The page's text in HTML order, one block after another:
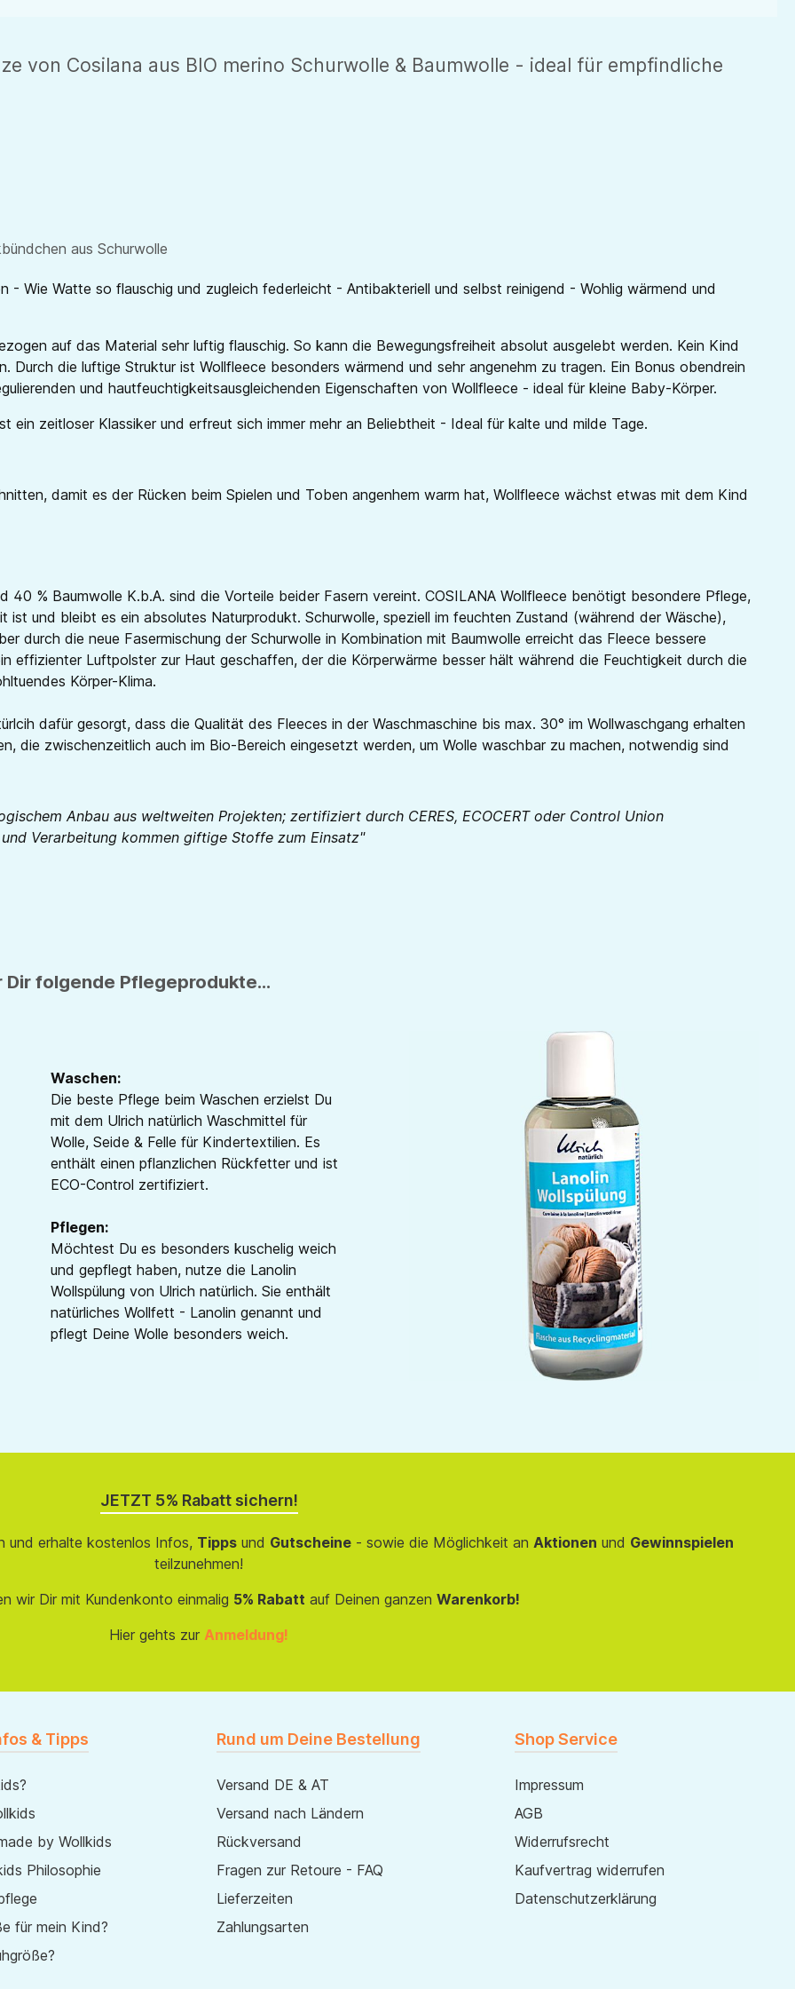
von Cosilana aus BIO merino Schurwolle & Baumwolle - ideal für empfindliche
aus Schurwolle
- Wie Watte so flauschig und zugleich federleicht - Antibakteriell und selbst reinigend - Wohlig wärmend und
auf das Material sehr luftig flauschig. So kann die Bewegungsfreiheit absolut ausgelebt werden. Kein Kind
Durch die luftige Struktur ist Wollfleece besonders wärmend und sehr angenehm zu tragen. Ein Bonus obendrein
und hautfeuchtigkeitsausgleichenden Eigenschaften von Wollfleece - ideal für kleine Baby-Körper.
zeitloser Klassiker und erfreut sich immer mehr an Beliebtheit - Ideal für kalte und milde Tage.
damit es der Rücken beim Spielen und Toben angenhem warm hat, Wollfleece wächst etwas mit dem Kind
40 % Baumwolle K.b.A. sind die Vorteile beider Fasern vereint. COSILANA Wollfleece benötigt besondere Pflege,
und bleibt es ein absolutes Naturprodukt. Schurwolle, speziell im feuchten Zustand (während der Wäsche),
durch die neue Fasermischung der Schurwolle in Kombination mit Baumwolle erreicht das Fleece bessere
effizienter Luftpolster zur Haut geschaffen, der die Körperwärme besser hält während die Feuchtigkeit durch die
Körper-Klima.
dafür gesorgt, dass die Qualität des Fleeces in der Waschmaschine bis max. 30° im Wollwaschgang erhalten
die zwischenzeitlich auch im Bio-Bereich eingesetzt werden, um Wolle waschbar zu machen, notwendig sind
Anbau aus weltweiten Projekten; zertifiziert durch CERES, ECOCERT oder Control Union
Verarbeitung kommen giftige Stoffe zum Einsatz"
folgende Pflegeprodukte...
Waschen:
Die beste Pflege beim Waschen erzielst Du
mit dem Ulrich natürlich Waschmittel für
Wolle, Seide & Felle für Kindertextilien. Es
enthält einen pflanzlichen Rückfetter und ist
ECO-Control zertifiziert.
Pflegen:
Möchtest Du es besonders kuschelig weich
und gepflegt haben, nutze die Lanolin
Wollspülung von Ulrich natürlich. Sie enthält
natürliches Wollfett - Lanolin genannt und
pflegt Deine Wolle besonders weich.
JETZT 5% Rabatt sichern!
und erhalte kostenlos Infos, Tippsund Gutscheine- sowie die Möglichkeit an Aktionen und Gewinnspielen
teilzunehmen!
wir Dir mit Kundenkonto einmalig 5% Rabatt auf Deinen ganzen Warenkorb!
Hier gehts zur Anmeldung!
& Tipps
by Wollkids
Philosophie
für mein Kind?
Rund um Deine Bestellung
Versand DE & AT
Versand nach Ländern
Rückversand
Fragen zur Retoure - FAQ
Lieferzeiten
Zahlungsarten
Shop Service
Impressum
AGB
Widerrufsrecht
Kaufvertrag widerrufen
Datenschutzerklärung